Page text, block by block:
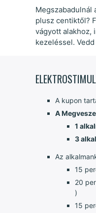
Megszabadulnál
plusz centiktől?
vágyott alakhoz,
kezeléssel.
A kupon
A
1
3
Az
15
20
)
15